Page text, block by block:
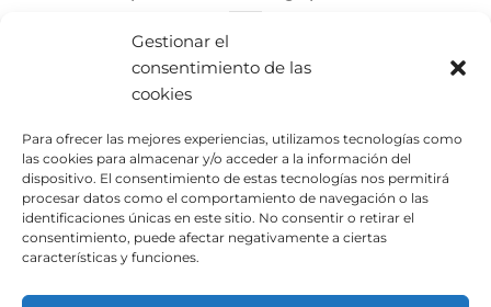
Gestionar el
consentimiento de las
cookies
Para ofrecer las mejores experiencias, utilizamos tecnologías como
las cookies para almacenar y/o acceder a la información del
dispositivo. El consentimiento de estas tecnologías nos permitirá
procesar datos como el comportamiento de navegación o las
identificaciones únicas en este sitio. No consentir o retirar el
consentimiento, puede afectar negativamente a ciertas
características y funciones.
Desde Urbe Adapta siempre trabajamos en la seguridad
AVISO LEGAL
POLÍTICA DE PRIVACIDAD
POLÍTICA DE COOKIES
Copyright 2026 ©Urbeadapta, S.L. - Polígon el Pla, 29B